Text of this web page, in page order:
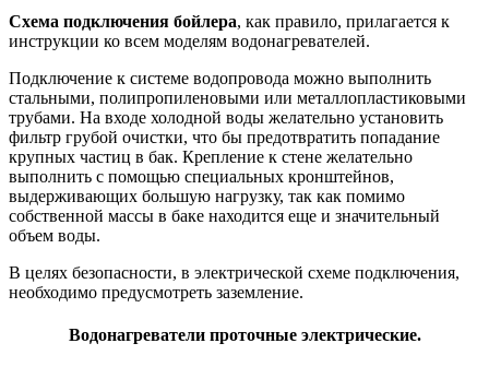
Схема подключения бойлера, как правило, прилагается к
инструкции ко всем моделям водонагревателей.
Подключение к системе водопровода можно выполнить
стальными, полипропиленовыми или металлопластиковыми
трубами. На входе холодной воды желательно установить
фильтр грубой очистки, что бы предотвратить попадание
крупных частиц в бак. Крепление к стене желательно
выполнить с помощью специальных кронштейнов,
выдерживающих большую нагрузку, так как помимо
собственной массы в баке находится еще и значительный
объем воды.
В целях безопасности, в электрической схеме подключения,
необходимо предусмотреть заземление.
Водонагреватели проточные электрические.